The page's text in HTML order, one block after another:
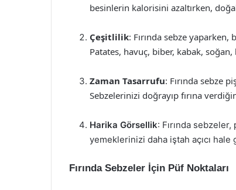
besinlerin kalorisini azaltırken,
Çeşitlilik: Fırında sebze
Patates, havuç, biber, kabak,
Zaman Tasarrufu: Fırında sebze
Sebzelerinizi doğrayıp fırına
Harika Görsellik: Fırında
yemeklerinizi daha iştah açıcı hale
Fırında Sebzeler İçin Püf Noktaları